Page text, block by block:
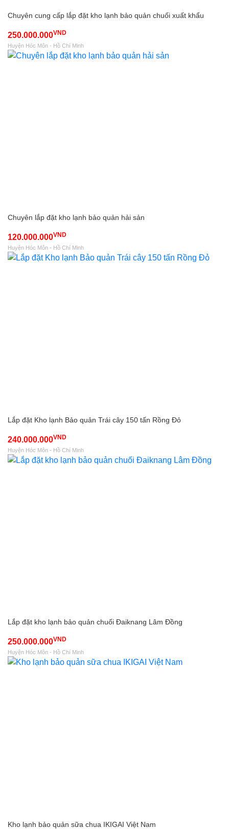
Chuyên cung cấp lắp đặt kho lạnh bảo quản chuối xuất khẩu
250.000.000VND
Huyện Hóc Môn - Hồ Chí Minh
Chuyên lắp đặt kho lạnh bảo quản hải sản
120.000.000VND
Huyện Hóc Môn - Hồ Chí Minh
Lắp đặt Kho lạnh Bảo quản Trái cây 150 tấn Rồng Đỏ
240.000.000VND
Huyện Hóc Môn - Hồ Chí Minh
Lắp đặt kho lạnh bảo quản chuối Đaiknang Lâm Đồng
250.000.000VND
Huyện Hóc Môn - Hồ Chí Minh
Kho lạnh bảo quản sữa chua IKIGAI Việt Nam